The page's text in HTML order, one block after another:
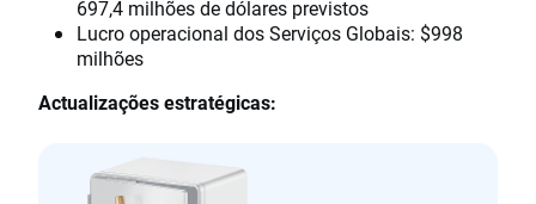
697,4 milhões de dólares previstos
Lucro operacional dos Serviços Globais: $998
milhões
Actualizações estratégicas: